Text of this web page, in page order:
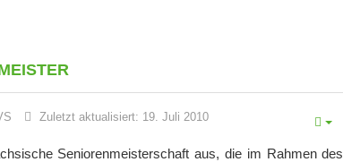
Zuletzt aktualisiert: 19. Juli 2010
Seniorenmeisterschaft aus, die im Rahmen des